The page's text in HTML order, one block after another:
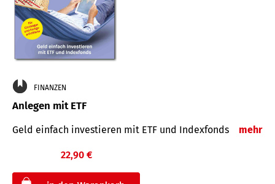
FINANZEN
Anlegen mit ETF
Geld einfach investieren mit ETF und Indexfonds mehr
22,90 €